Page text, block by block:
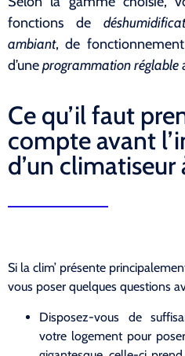
fonctions de
ambiant, de
d’uneprogrammation réglable
Ce qu’il faut
compte avant
d’un
Si la clim’ présente
vous poser quelques questions
Disposez-vous de
votre logement pour